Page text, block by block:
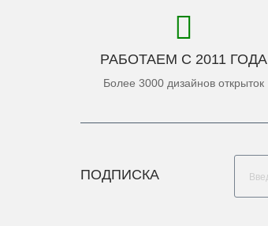
РАБОТАЕМ С 2011 ГОДА
Более 3000 дизайнов открыток
ПОДПИСКА